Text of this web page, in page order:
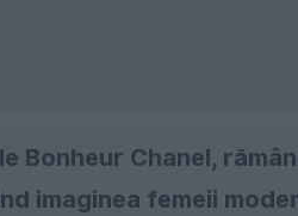
Bonheur Chanel,
imaginea femeii